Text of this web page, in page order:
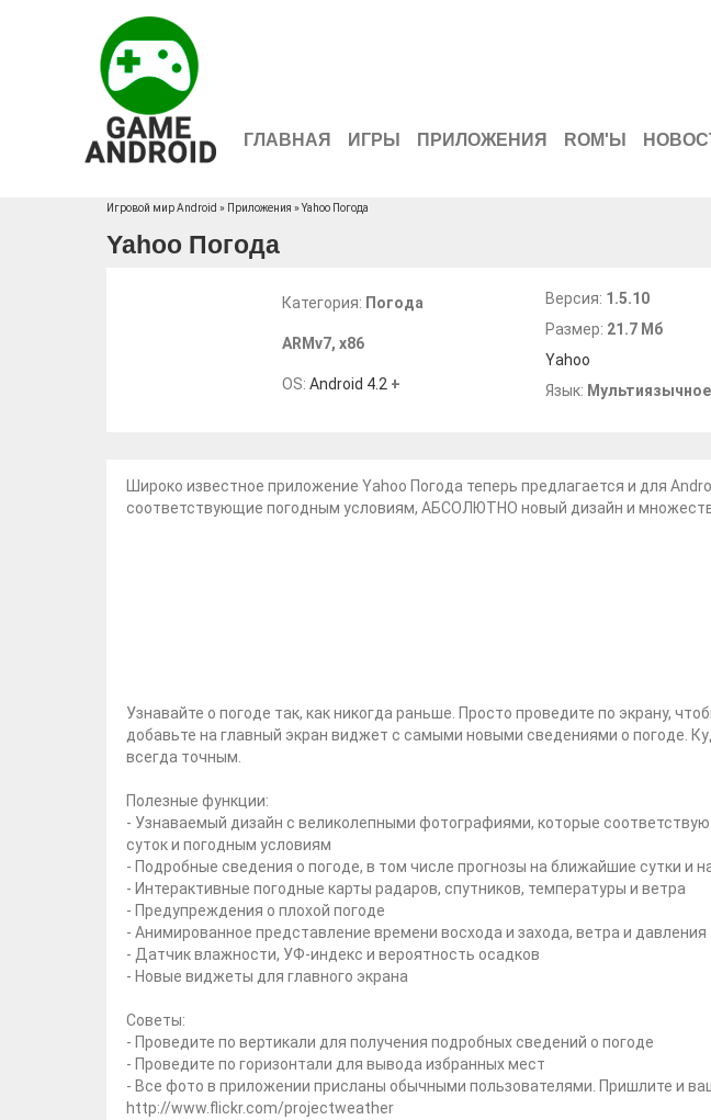
ГЛАВНАЯ ИГРЫ ПРИЛОЖЕНИЯ ROM'Ы
Игровой мир Android » Приложения » Yahoo Погода
Yahoo Погода
Категория: Погода
ARMv7, x86
OS: Android 4.2 +
Версия: 1.5.10
Размер: 21.7 Мб
Yahoo
Язык:
Широко известное приложение Yahoo Погода теперь предлагается и для
соответствующие погодным условиям, АБСОЛЮТНО новый дизайн и
Узнавайте о погоде так, как никогда раньше. Просто проведите по экрану,
добавьте на главный экран виджет с самыми новыми сведениями о погоде.
всегда точным.
Полезные функции:
- Узнаваемый дизайн с великолепными фотографиями, которые
суток и погодным условиям
- Подробные сведения о погоде, в том числе прогнозы на ближайшие сутки и
- Интерактивные погодные карты радаров, спутников, температуры и ветра
- Предупреждения о плохой погоде
- Анимированное представление времени восхода и захода, ветра и давления
- Датчик влажности, УФ-индекс и вероятность осадков
- Новые виджеты для главного экрана
Советы:
- Проведите по вертикали для получения подробных сведений о погоде
- Проведите по горизонтали для вывода избранных мест
- Все фото в приложении присланы обычными пользователями. Пришлите и
http://www.flickr.com/projectweather